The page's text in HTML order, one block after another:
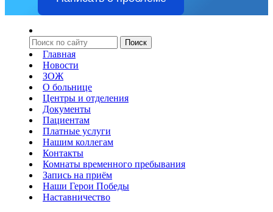
Главная
Новости
ЗОЖ
О больнице
Центры и отделения
Документы
Пациентам
Платные услуги
Нашим коллегам
Контакты
Комнаты временного пребывания
Запись на приём
Наши Герои Победы
Наставничество